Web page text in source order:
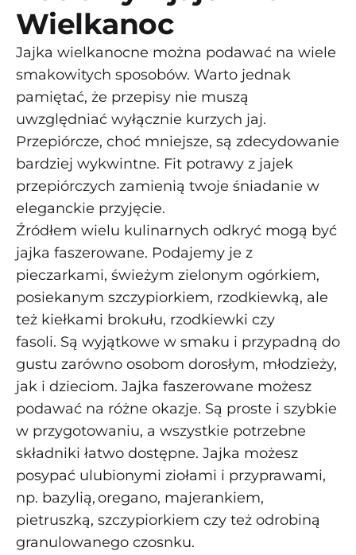
Wielkanoc
Jajka wielkanocne można podawać na wiele
smakowitych sposobów. Warto jednak
pamiętać, że przepisy nie muszą
uwzględniać wyłącznie kurzych jaj.
Przepiórcze, choć mniejsze, są zdecydowanie
bardziej wykwintne. Fit potrawy z jajek
przepiórczych zamienią twoje śniadanie w
eleganckie przyjęcie.
Źródłem wielu kulinarnych odkryć mogą być
jajka faszerowane. Podajemy je z
pieczarkami, świeżym zielonym ogórkiem,
posiekanym szczypiorkiem, rzodkiewką, ale
też kiełkami brokułu, rzodkiewki czy
fasoli. Są wyjątkowe w smaku i przypadną do
gustu zarówno osobom dorosłym, młodzieży,
jak i dzieciom. Jajka faszerowane możesz
podawać na różne okazje. Są proste i szybkie
w przygotowaniu, a wszystkie potrzebne
składniki łatwo dostępne. Jajka możesz
posypać ulubionymi ziołami i przyprawami,
np. bazylią, oregano, majerankiem,
pietruszką, szczypiorkiem czy też odrobiną
granulowanego czosnku.